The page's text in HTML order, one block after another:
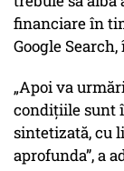
financiare în
Google
„Apoi va
condițiile sunt
sintetizată, cu
aprofunda”, a